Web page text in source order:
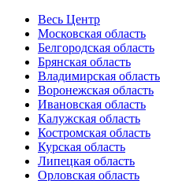
Весь Центр
Московская область
Белгородская область
Брянская область
Владимирская область
Воронежская область
Ивановская область
Калужская область
Костромская область
Курская область
Липецкая область
Орловская область